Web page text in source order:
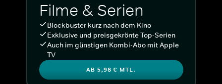
Filme & Serien
Blockbuster kurz nach dem Kino
Exklusive und preisgekrönte Top-Serien
Auch im günstigen Kombi-Abo mit Apple
TV
AB 5,98 € MTL.